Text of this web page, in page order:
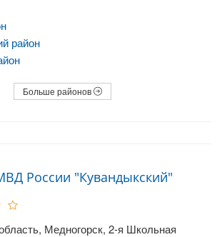
район
Больше районов
России "Кувандыкский"
Медногорск, 2-я Школьная